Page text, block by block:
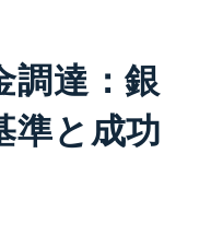
調達：銀
準と成功